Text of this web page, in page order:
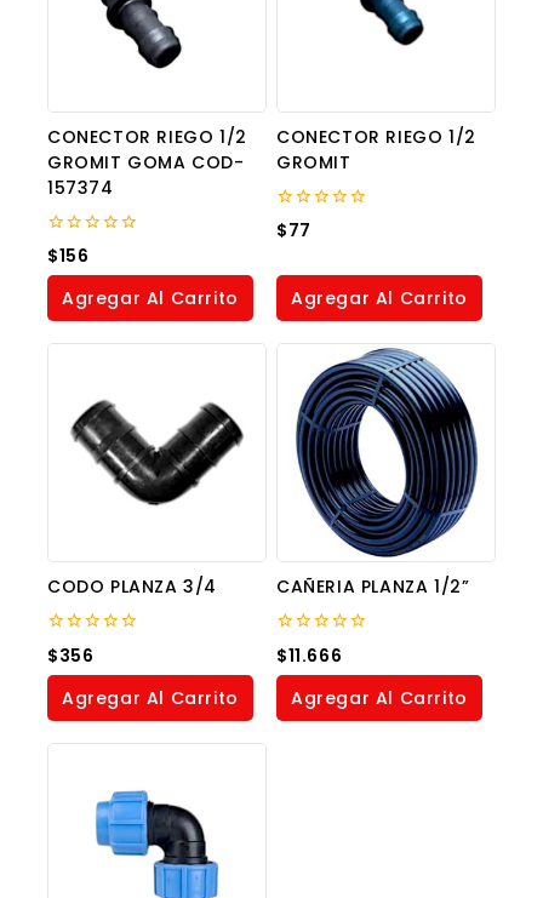
CONECTOR RIEGO 1/2
GROMIT GOMA COD-
157374
0
out
of
$156
Agregar Al Carrito
CONECTOR RIEGO 1/2
GROMIT
0
out
5
$77
Agregar Al Carrito
CODO PLANZA 3/4
0
out
of
$356
Agregar Al Carrito
CAÑERIA PLANZA 1/2”
0
out
of
$11.666
Agregar Al Carrito